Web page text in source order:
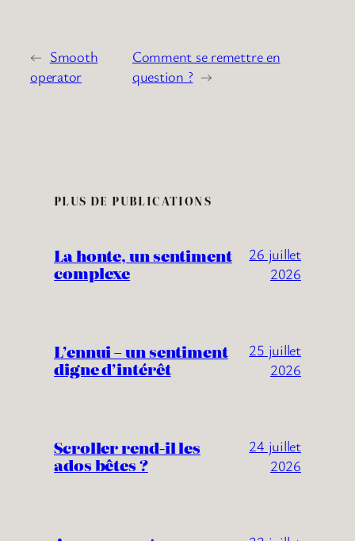
← Smooth
operator
Comment se remettre en
question ? →
PLUS DE PUBLICATIONS
La honte, un sentiment
complexe
26 juillet
2026
L’ennui – un sentiment
digne d’intérêt
25 juillet
2026
Scroller rend-il les
ados bêtes ?
24 juillet
2026